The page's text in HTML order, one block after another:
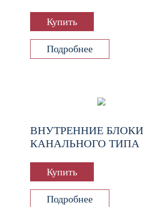
Купить
Подробнее
ВНУТРЕННИЕ БЛОКИ
КАНАЛЬНОГО ТИПА
Купить
Подробнее